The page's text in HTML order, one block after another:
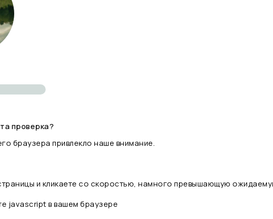
проверка?
браузера привлекло наше внимание.
и кликаете со скоростью, намного превышающую
javascript в вашем браузере